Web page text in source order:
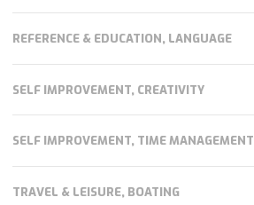
REFERENCE & EDUCATION, LANGUAGE
SELF IMPROVEMENT, CREATIVITY
SELF IMPROVEMENT, TIME MANAGEMENT
TRAVEL & LEISURE, BOATING